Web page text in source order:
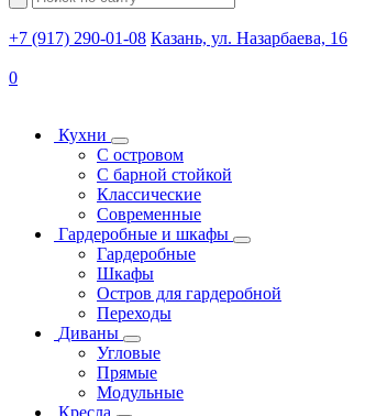
+7 (917) 290-01-08 Казань, ул. Назарбаева, 16
0
Кухни
С островом
С барной стойкой
Классические
Современные
Гардеробные и шкафы
Гардеробные
Шкафы
Остров для гардеробной
Переходы
Диваны
Угловые
Прямые
Модульные
Кресла